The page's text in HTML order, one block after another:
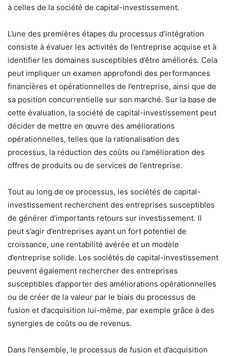
à celles de la société de capital-investissement.
L’une des premières étapes du processus d’intégration
consiste à évaluer les activités de l’entreprise acquise et à
identifier les domaines susceptibles d’être améliorés. Cela
peut impliquer un examen approfondi des performances
financières et opérationnelles de l’entreprise, ainsi que de
sa position concurrentielle sur son marché. Sur la base de
cette évaluation, la société de capital-investissement peut
décider de mettre en œuvre des améliorations
opérationnelles, telles que la rationalisation des
processus, la réduction des coûts ou l’amélioration des
offres de produits ou de services de l’entreprise.
Tout au long de ce processus, les sociétés de capital-
investissement recherchent des entreprises susceptibles
de générer d’importants retours sur investissement. Il
peut s’agir d’entreprises ayant un fort potentiel de
croissance, une rentabilité avérée et un modèle
d’entreprise solide. Les sociétés de capital-investissement
peuvent également rechercher des entreprises
susceptibles d’apporter des améliorations opérationnelles
ou de créer de la valeur par le biais du processus de
fusion et d’acquisition lui-même, par exemple grâce à des
synergies de coûts ou de revenus.
Dans l’ensemble, le processus de fusion et d’acquisition